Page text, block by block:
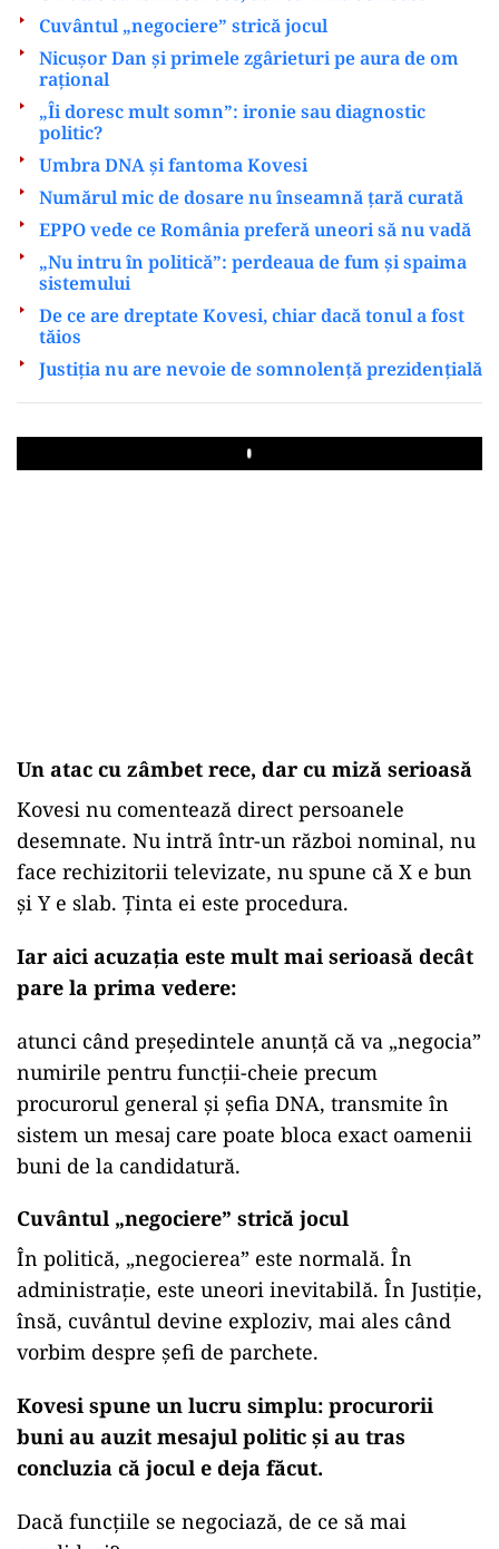
Cuvântul „negociere” strică jocul
Nicușor Dan și primele zgârieturi pe aura de om
rațional
„Îi doresc mult somn”: ironie sau diagnostic
politic?
Umbra DNA și fantoma Kovesi
Numărul mic de dosare nu înseamnă țară curată
EPPO vede ce România preferă uneori să nu vadă
„Nu intru în politică”: perdeaua de fum și spaima
sistemului
De ce are dreptate Kovesi, chiar dacă tonul a fost
tăios
Justiția nu are nevoie de somnolență prezidențială
Play
Un atac cu zâmbet rece, dar cu miză serioasă
Kovesi nu comentează direct persoanele
desemnate. Nu intră într-un război nominal, nu
face rechizitorii televizate, nu spune că X e bun
și Y e slab. Ținta ei este procedura.
Iar aici acuzația este mult mai serioasă decât
pare la prima vedere:
atunci când președintele anunță că va „negocia”
numirile pentru funcții-cheie precum
procurorul general și șefia DNA, transmite în
sistem un mesaj care poate bloca exact oamenii
buni de la candidatură.
Cuvântul „negociere” strică jocul
În politică, „negocierea” este normală. În
administrație, este uneori inevitabilă. În Justiție,
însă, cuvântul devine exploziv, mai ales când
vorbim despre șefi de parchete.
Kovesi spune un lucru simplu: procurorii
buni au auzit mesajul politic și au tras
concluzia că jocul e deja făcut.
Dacă funcțiile se negociază, de ce să mai